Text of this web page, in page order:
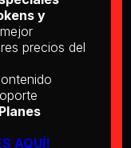
(1976)
y
precios del
Planes
AQUÍ!